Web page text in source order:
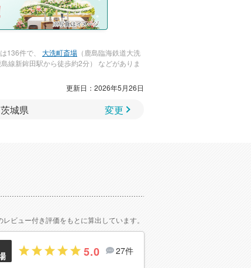
136件で、 大洗町斎場 （鹿島臨海鉄道大洗
島線新鉾田駅から徒歩約2分） などがありま
更新日：2026年5月26日
変更
ビュー付き評価をもとに算出しています。
5.0 27件